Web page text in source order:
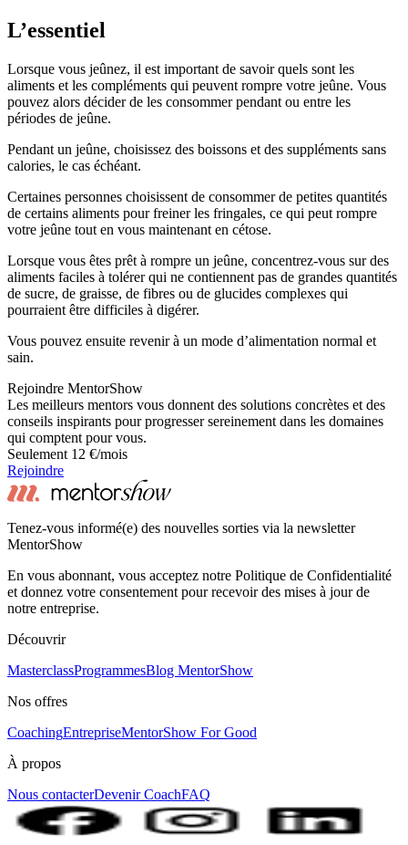
L’essentiel
Lorsque vous jeûnez, il est important de savoir quels sont les
aliments et les compléments qui peuvent rompre votre jeûne. Vous
pouvez alors décider de les consommer pendant ou entre les
périodes de jeûne.
Pendant un jeûne, choisissez des boissons et des suppléments sans
calories, le cas échéant.
Certaines personnes choisissent de consommer de petites quantités
de certains aliments pour freiner les fringales, ce qui peut rompre
votre jeûne tout en vous maintenant en cétose.
Lorsque vous êtes prêt à rompre un jeûne, concentrez-vous sur des
aliments faciles à tolérer qui ne contiennent pas de grandes quantités
de sucre, de graisse, de fibres ou de glucides complexes qui
pourraient être difficiles à digérer.
Vous pouvez ensuite revenir à un mode d’alimentation normal et
sain.
Rejoindre MentorShow
Les meilleurs mentors vous donnent des solutions concrètes et des
conseils inspirants pour progresser sereinement dans les domaines
qui comptent pour vous.
Seulement 12 €/mois
Rejoindre
Tenez-vous informé(e) des nouvelles sorties via la newsletter
MentorShow
En vous abonnant, vous acceptez notre Politique de Confidentialité
et donnez votre consentement pour recevoir des mises à jour de
notre entreprise.
Découvrir
MasterclassProgrammesBlog MentorShow
Nos offres
CoachingEntrepriseMentorShow For Good
À propos
Nous contacterDevenir CoachFAQ